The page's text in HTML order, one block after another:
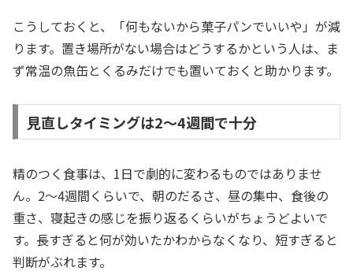
こうしておくと、「何もないから菓子パンでいいや」が減
ります。置き場所がない場合はどうするかという人は、ま
ず常温の魚缶とくるみだけでも置いておくと助かります。
見直しタイミングは2〜4週間で十分
精のつく食事は、1日で劇的に変わるものではありませ
ん。2〜4週間くらいで、朝のだるさ、昼の集中、食後の
重さ、寝起きの感じを振り返るくらいがちょうどよいで
す。長すぎると何が効いたかわからなくなり、短すぎると
判断がぶれます。